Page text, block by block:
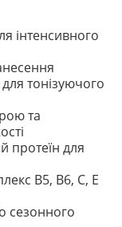
інтенсивного
тонізуючого
та
протеїн для
B5, B6, C, E
сезонного